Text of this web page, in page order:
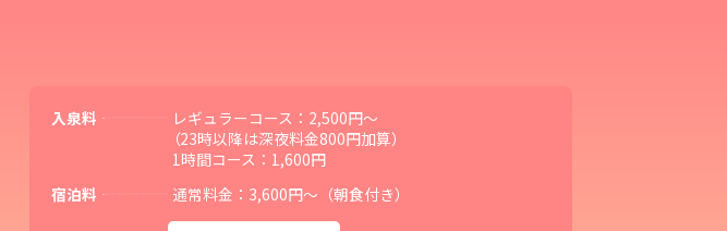
入泉料
レギュラーコース：2,500円～
（23時以降は深夜料金800円加算）
1時間コース：1,600円
宿泊料
通常料金：3,600円～（朝食付き）